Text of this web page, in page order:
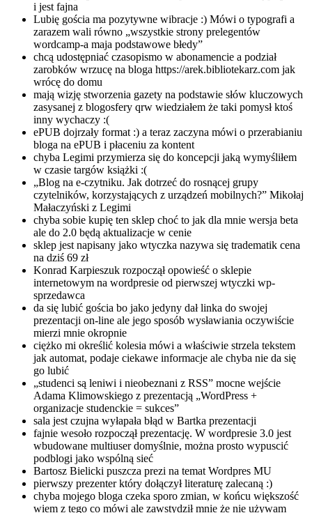
i jest fajna
Lubię gościa ma pozytywne wibracje :) Mówi o typografi a
zarazem wali równo „wszystkie strony prelegentów
wordcamp-a maja podstawowe błedy”
chcą udostępniać czasopismo w abonamencie a podział
zarobków wrzucę na bloga https://arek.bibliotekarz.com jak
wrócę do domu
mają wizję stworzenia gazety na podstawie słów kluczowych
zasysanej z blogosfery qrw wiedziałem że taki pomysł ktoś
inny wychaczy :(
ePUB dojrzały format :) a teraz zaczyna mówi o przerabianiu
bloga na ePUB i płaceniu za kontent
chyba Legimi przymierza się do koncepcji jaką wymyśliłem
w czasie targów książki :(
„Blog na e-czytniku. Jak dotrzeć do rosnącej grupy
czytelników, korzystających z urządzeń mobilnych?” Mikołaj
Małaczyński z Legimi
chyba sobie kupię ten sklep choć to jak dla mnie wersja beta
ale do 2.0 będą aktualizacje w cenie
sklep jest napisany jako wtyczka nazywa się tradematik cena
na dziś 69 zł
Konrad Karpieszuk rozpoczął opowieść o sklepie
internetowym na wordpresie od pierwszej wtyczki wp-
sprzedawca
da się lubić gościa bo jako jedyny dał linka do swojej
prezentacji on-line ale jego sposób wysławiania oczywiście
mierzi mnie okropnie
ciężko mi określić kolesia mówi a właściwie strzela tekstem
jak automat, podaje ciekawe informacje ale chyba nie da się
go lubić
„studenci są leniwi i nieobeznani z RSS” mocne wejście
Adama Klimowskiego z prezentacją „WordPress +
organizacje studenckie = sukces”
sala jest czujna wyłapała błąd w Bartka prezentacji
fajnie wesoło rozpoczął prezentację. W wordpresie 3.0 jest
wbudowane multiuser domyślnie, można prosto wypuscić
podblogi jako wspólną sieć
Bartosz Bielicki puszcza prezi na temat Wordpres MU
pierwszy prezenter który dołączył literaturę zalecaną :)
chyba mojego bloga czeka sporo zmian, w końcu większość
wiem z tego co mówi ale zawstydził mnie że nie używam